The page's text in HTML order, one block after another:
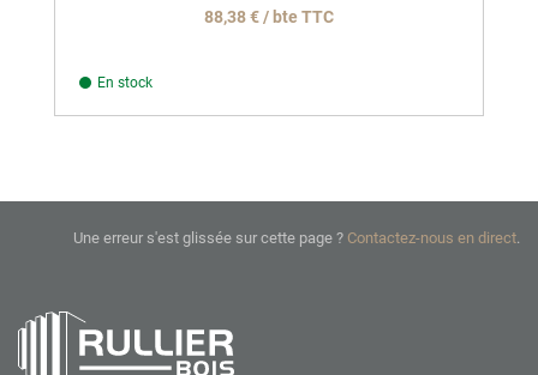
88,38 € / bte TTC
En stock
Une erreur s'est glissée sur cette page ? Contactez-nous en direct.